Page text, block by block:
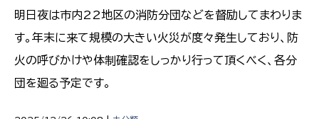
明日夜は市内22地区の消防分団などを督励してまわりま
す。年末に来て規模の大きい火災が度々発生しており、防
火の呼びかけや体制確認をしっかり行って頂くべく、各分
団を廻る予定です。